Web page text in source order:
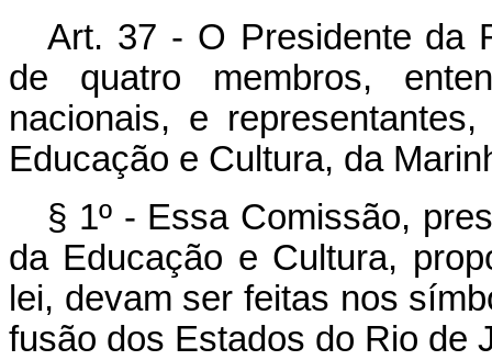
Art. 37 - O Presidente da
de quatro membros,
nacionais, e
Educação e Cultura, da
§ 1º - Essa Comissão,
da Educação e Cultura,
lei, devam ser feitas nos
fusão dos Estados do Rio de